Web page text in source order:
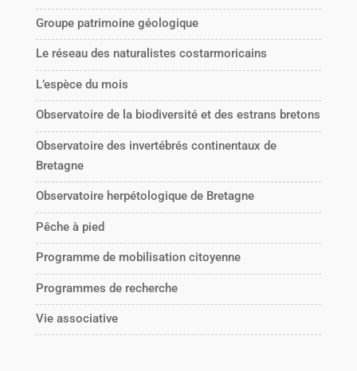
Groupe patrimoine géologique
Le réseau des naturalistes costarmoricains
L’espèce du mois
Observatoire de la biodiversité et des estrans bretons
Observatoire des invertébrés continentaux de
Bretagne
Observatoire herpétologique de Bretagne
Pêche à pied
Programme de mobilisation citoyenne
Programmes de recherche
Vie associative